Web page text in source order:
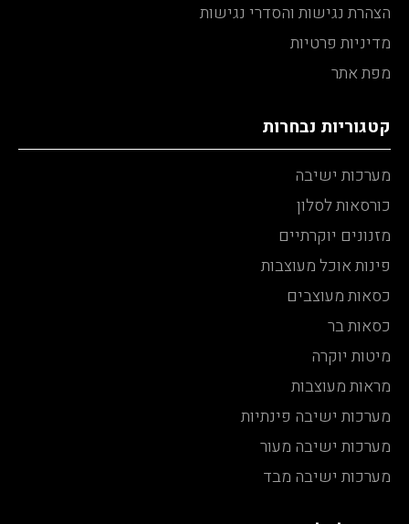
הצהרת נגישות והסדרי נגישות
מדיניות פרטיות
מפת אתר
קטגוריות נבחרות
מערכות ישיבה
כורסאות לסלון
מזנונים יוקרתיים
פינות אוכל מעוצבות
כסאות מעוצבים
כסאות בר
מיטות יוקרה
מראות מעוצבות
מערכות ישיבה פינתיות
מערכות ישיבה מעור
מערכות ישיבה מבד